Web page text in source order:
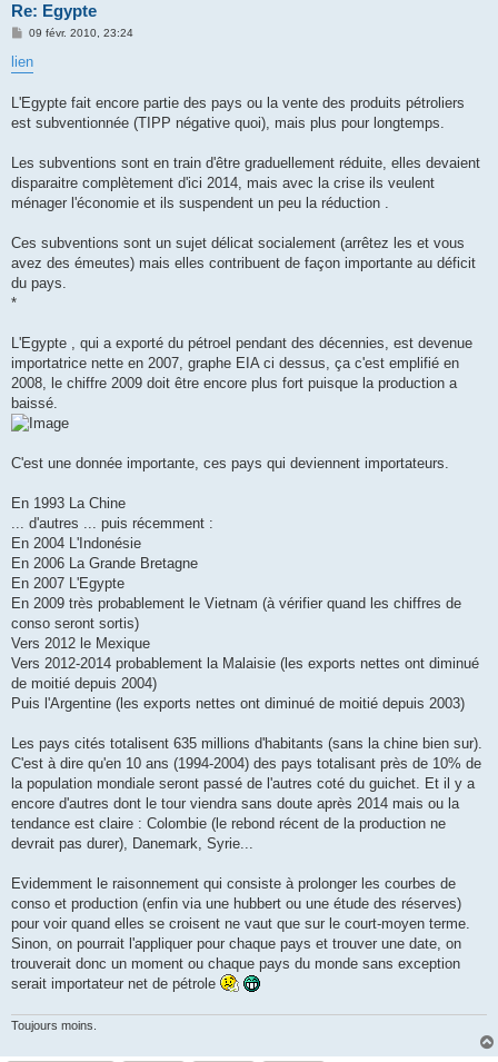
Re: Egypte
M
s
s
g
e
09 févr. 2010, 23:24
lien
L'Egypte fait encore partie des pays ou la vente des produits pétroliers
est subventionnée (TIPP négative quoi), mais plus pour longtemps.
Les subventions sont en train d'être graduellement réduite, elles devaient
disparaitre complètement d'ici 2014, mais avec la crise ils veulent
ménager l'économie et ils suspendent un peu la réduction .
Ces subventions sont un sujet délicat socialement (arrêtez les et vous
avez des émeutes) mais elles contribuent de façon importante au déficit
du pays.
*
L'Egypte , qui a exporté du pétroel pendant des décennies, est devenue
importatrice nette en 2007, graphe EIA ci dessus, ça c'est emplifié en
2008, le chiffre 2009 doit être encore plus fort puisque la production a
baissé.
C'est une donnée importante, ces pays qui deviennent importateurs.
En 1993 La Chine
... d'autres ... puis récemment :
En 2004 L'Indonésie
En 2006 La Grande Bretagne
En 2007 L'Egypte
En 2009 très probablement le Vietnam (à vérifier quand les chiffres de
conso seront sortis)
Vers 2012 le Mexique
Vers 2012-2014 probablement la Malaisie (les exports nettes ont diminué
de moitié depuis 2004)
Puis l'Argentine (les exports nettes ont diminué de moitié depuis 2003)
Les pays cités totalisent 635 millions d'habitants (sans la chine bien sur).
C'est à dire qu'en 10 ans (1994-2004) des pays totalisant près de 10% de
la population mondiale seront passé de l'autres coté du guichet. Et il y a
encore d'autres dont le tour viendra sans doute après 2014 mais ou la
tendance est claire : Colombie (le rebond récent de la production ne
devrait pas durer), Danemark, Syrie...
Evidemment le raisonnement qui consiste à prolonger les courbes de
conso et production (enfin via une hubbert ou une étude des réserves)
pour voir quand elles se croisent ne vaut que sur le court-moyen terme.
Sinon, on pourrait l'appliquer pour chaque pays et trouver une date, on
trouverait donc un moment ou chaque pays du monde sans exception
serait importateur net de pétrole
Toujours moins.